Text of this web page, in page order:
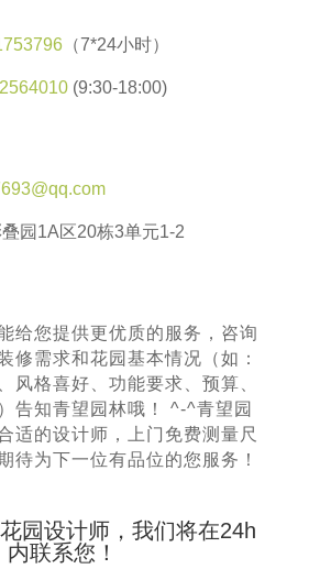
（7*24小时）
(9:30-18:00)
园1A区20栋3单元1-2
给您提供更优质的服务，咨询
修需求和花园基本情况（如：
风格喜好、功能要求、预算、
告知青望园林哦！ ^-^青望园
适的设计师，上门免费测量尺
待为下一位有品位的您服务！
园设计师，我们将在24h
内联系您！